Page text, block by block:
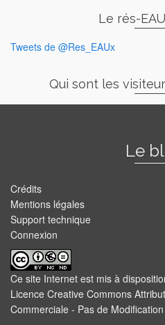
Le rés-
Tweets de @Res_EAUx
Qui sont les
Le
Crédits
Mentions légales
Support technique
Connexion
Ce site Internet est mis à
Licence Creative Commons
Commerciale - Pas de